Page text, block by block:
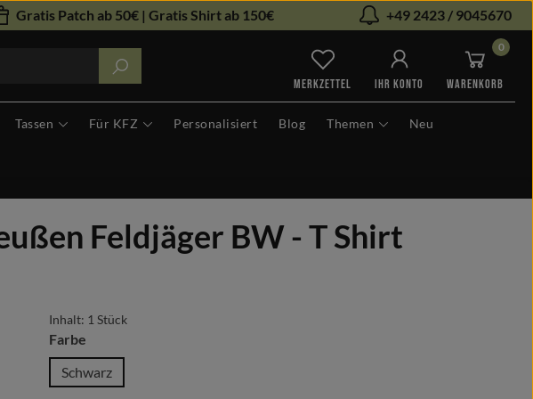
Gratis Patch ab 50€ | Gratis Shirt ab 150€ +49 2423 / 9045670
Du hast 0 Produkte auf dem
MERKZETTEL IHR KONTO
0
WARENKORB
Tassen Für KFZ Personalisiert Blog Themen
Neu
Feldjäger BW - T Shirt
Inhalt: 1 Stück
Farbeauswählen
Schwarz